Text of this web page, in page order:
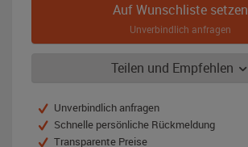
Auf Wunschliste setzen
Unverbindlich anfragen
Teilen und Empfehlen
Unverbindlich anfragen
Schnelle persönliche Rückmeldung
Transparente Preise